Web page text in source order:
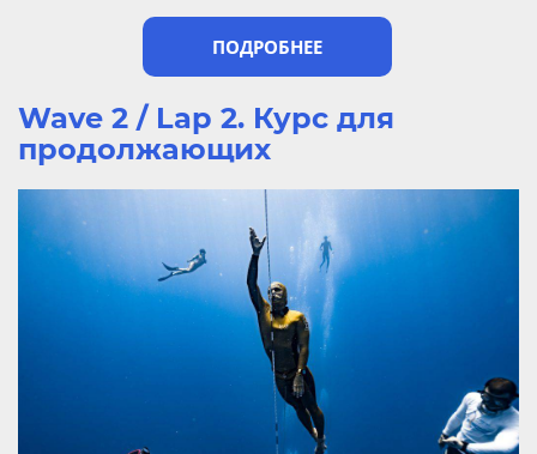
ПОДРОБНЕЕ
Wave 2 / Lap 2. Курс для
продолжающих